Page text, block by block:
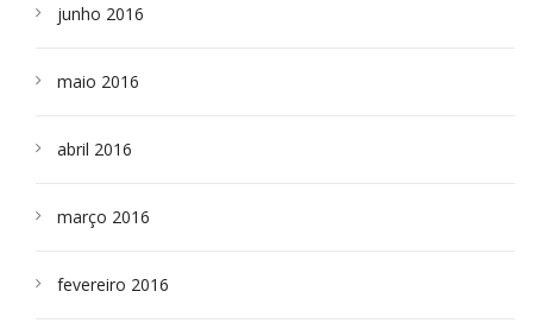
junho 2016
maio 2016
abril 2016
março 2016
fevereiro 2016